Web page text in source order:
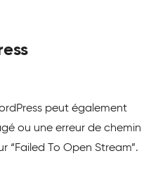
peut également
ou une erreur de chemin
“Failed To Open Stream”.